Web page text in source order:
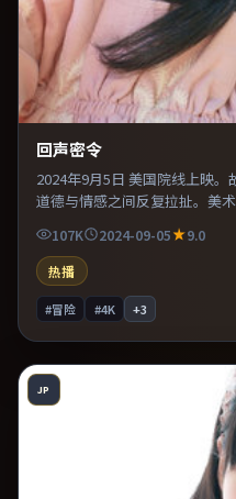
回声密令
2024年9月5日 美国院线上映
道德与情感之间反复拉扯。美
机提供可信支撑。推荐给偏爱
107K 2024-09-05
9.0
热播
#冒险 #4K +3
JP